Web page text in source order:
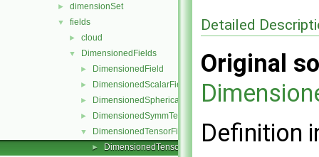
► dimensionSet
▼ fields
► cloud
▼ DimensionedFields
► DimensionedField
► DimensionedScalarField
► DimensionedSphericalTensorField
► DimensionedSymmTensorField
▼ DimensionedTensorField
► DimensionedTensorField.C
Detailed
Original
Definition